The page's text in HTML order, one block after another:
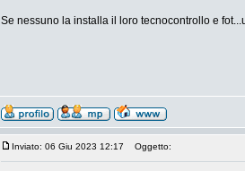
Se nessuno la installa il loro tecnocontrollo e
Inviato: 06 Giu 2023 12:17 Oggetto: